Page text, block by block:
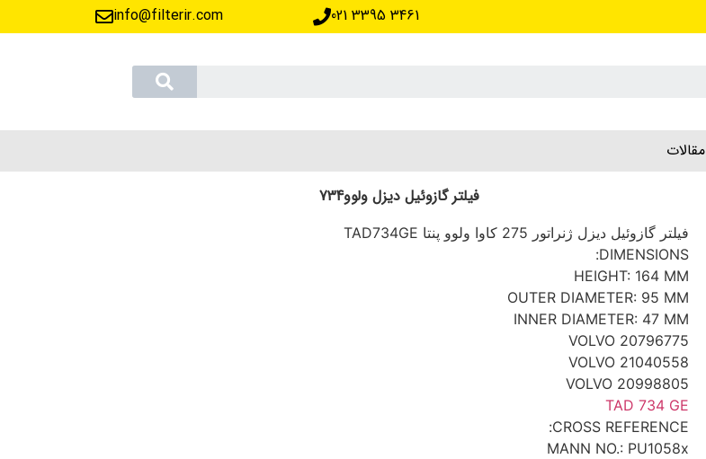
‪021 3395 3461
info@filterir.com
مقالات
فیلتر گازوئیل دیزل ولوو734
فیلتر گازوئیل دیزل ژنراتور 275 کاوا ولوو پنتا TAD734GE
DIMENSIONS:
HEIGHT: 164 MM
OUTER DIAMETER: 95 MM
INNER DIAMETER: 47 MM
20796775 VOLVO
21040558 VOLVO
20998805 VOLVO
TAD 734 GE
CROSS REFERENCE:
MANN NO.: PU1058x